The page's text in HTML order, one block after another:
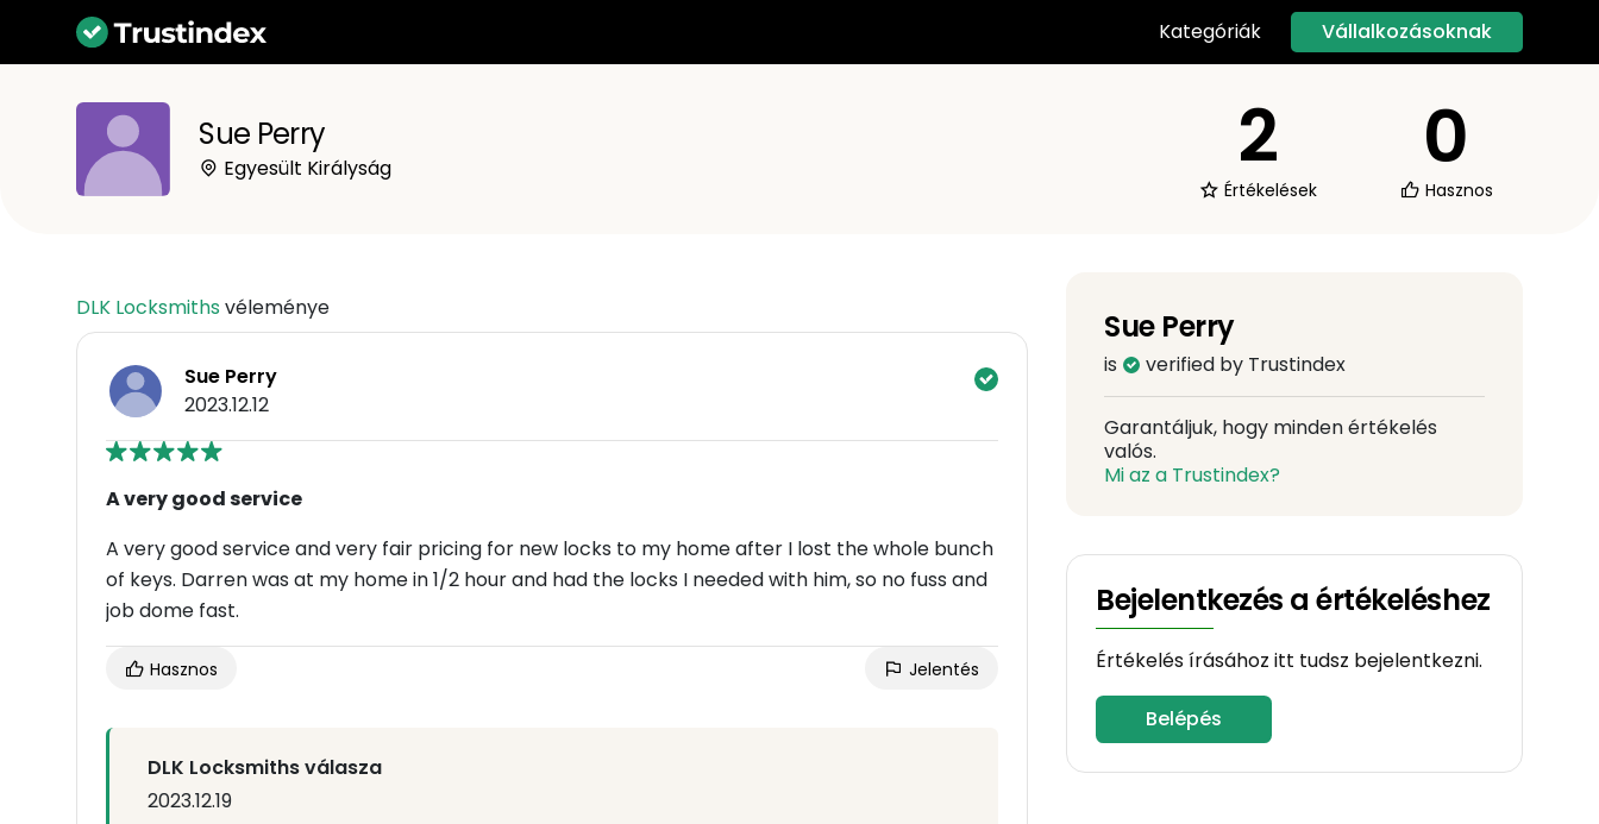
Kategóriák Vállalkozásoknak
Sue Perry
Egyesült Királyság 2
Értékelések
0
Hasznos
DLK Locksmithsvéleménye
Sue Perry
2023.12.12
A very good service
A very good service and very fair pricing for new locks to my home after I lost the whole bunch
of keys. Darren was at my home in 1/2 hour and had the locks I needed with him, so no fuss and
job dome fast.
Hasznos Jelentés
DLK Locksmiths válasza
2023.12.19
Sue Perry
is verified by Trustindex
Garantáljuk, hogy minden értékelés
valós.
Mi az a Trustindex?
Bejelentkezés a értékeléshez
Értékelés írásához itt tudsz bejelentkezni.
Belépés